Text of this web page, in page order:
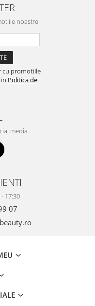
noastre
cu promotiile
Politica de
media
- 17:30
07